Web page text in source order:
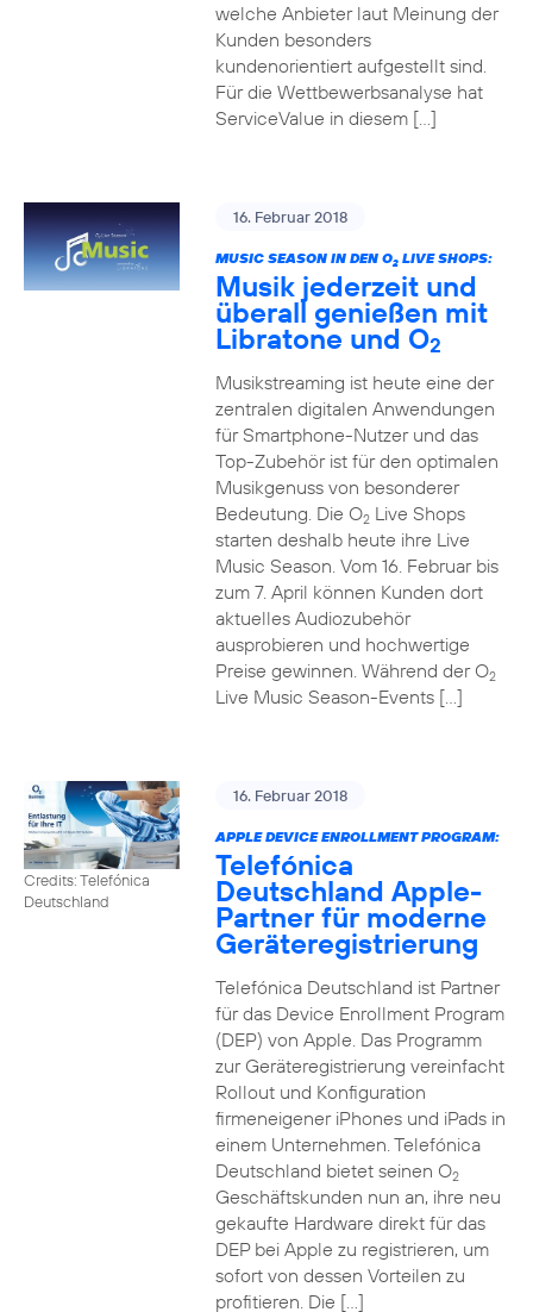
welche Anbieter laut Meinung der
Kunden besonders
kundenorientiert aufgestellt sind.
Für die Wettbewerbsanalyse hat
ServiceValue in diesem […]
16. Februar 2018
MUSIC SEASON IN DEN O2LIVE SHOPS:
Musik jederzeit und
überall genießen mit
Libratone und O2
Musikstreaming ist heute eine der
zentralen digitalen Anwendungen
für Smartphone-Nutzer und das
Top-Zubehör ist für den optimalen
Musikgenuss von besonderer
Bedeutung. Die O2Live Shops
starten deshalb heute ihre Live
Music Season. Vom 16. Februar bis
zum 7. April können Kunden dort
aktuelles Audiozubehör
ausprobieren und hochwertige
Preise gewinnen. Während der O2
Live Music Season-Events […]
Credits: Telefónica
Deutschland
16. Februar 2018
APPLE DEVICE ENROLLMENT PROGRAM:
Telefónica
Deutschland Apple-
Partner für moderne
Geräteregistrierung
Telefónica Deutschland ist Partner
für das Device Enrollment Program
(DEP) von Apple. Das Programm
zur Geräteregistrierung vereinfacht
Rollout und Konfiguration
firmeneigener iPhones und iPads in
einem Unternehmen. Telefónica
Deutschland bietet seinen O2
Geschäftskunden nun an, ihre neu
gekaufte Hardware direkt für das
DEP bei Apple zu registrieren, um
sofort von dessen Vorteilen zu
profitieren. Die […]